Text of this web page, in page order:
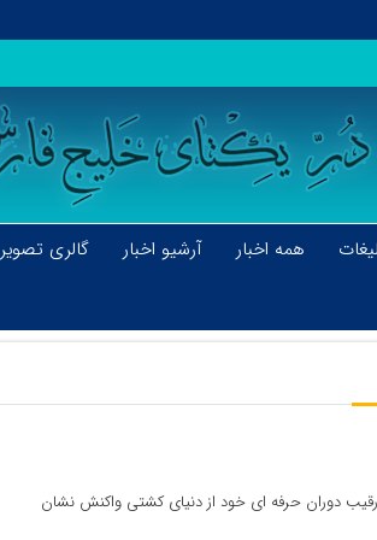
همه اخبار آرشیو اخبار گالری تصویر
دوران حرفه ای خود از دنیای کشتی واکنش نشان